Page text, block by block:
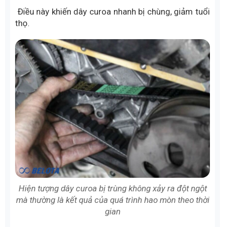
Điều này khiến dây curoa nhanh bị chùng, giảm tuổi
thọ.
Hiện tượng dây curoa bị trùng không xảy ra đột ngột
mà thường là kết quả của quá trình hao mòn theo thời
gian